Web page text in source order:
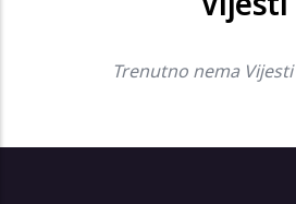
Trenutno nema